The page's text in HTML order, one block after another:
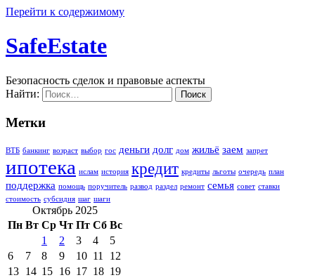
Перейти к содержимому
SafeEstate
Безопасность сделок и правовые аспекты
Найти:
Метки
ВТБ банкинг возраст выбор гос деньги долг дом жильё заем запрет
ипотека ислам история кредит кредиты льготы очередь план
поддержка помощь поручитель развод раздел ремонт семья совет ставки
стоимость субсидия шаг шаги
Октябрь 2025
Пн Вт Ср Чт Пт Сб Вс
1
2 3 4
5
6
7 8 9 10 11
12
13 14 15 16 17 18 19